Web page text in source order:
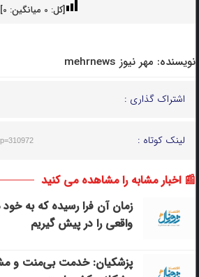
[کل: 0میانگین: 0
]
نویسنده: مهر نیوز mehrnews
اشتراک گذاری :
لینک کوتاه :
📰 اخبار مشابه را مشاهده می کنید
زمان آن فرا رسیده که به خود
واقعی را در پیش گیریم
پزشکیان: خدمت بی‌منت و